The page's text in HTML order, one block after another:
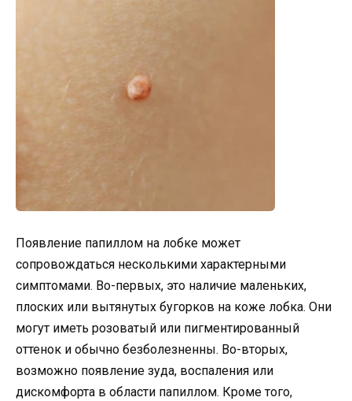
Появление папиллом на лобке может
сопровождаться несколькими характерными
симптомами. Во-первых, это наличие маленьких,
плоских или вытянутых бугорков на коже лобка. Они
могут иметь розоватый или пигментированный
оттенок и обычно безболезненны. Во-вторых,
возможно появление зуда, воспаления или
дискомфорта в области папиллом. Кроме того,